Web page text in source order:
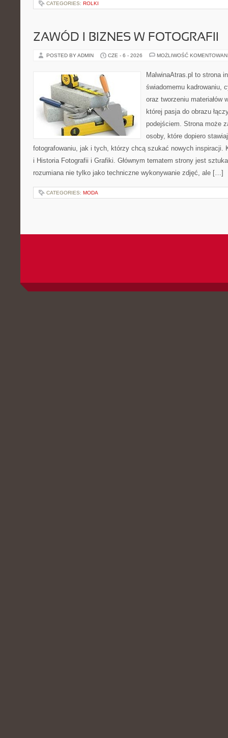
CATEGORIES: ROLKI
ZAWÓD I BIZNES W FOTOGRAFII
POSTED BY ADMIN CZE - 6 - 2026 MOŻLIWOŚĆ
MalwinaAtras.pl to strona
świadomemu kadrowaniu,
oraz tworzeniu materiałów
której pasja do obrazu
podejściem. Strona może
osoby, które dopiero
fotografowaniu, jak i tych, którzy chcą szukać nowych inspiracji.
i Historia Fotografii i Grafiki. Głównym tematem strony jest
rozumiana nie tylko jako techniczne wykonywanie zdjęć, ale […]
CATEGORIES: MODA